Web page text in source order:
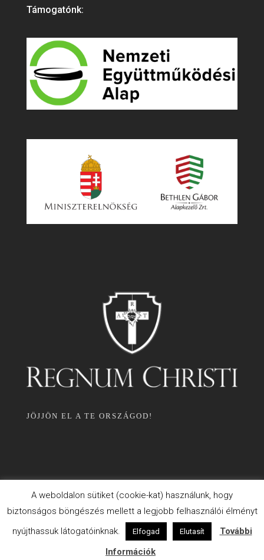
Támogatónk:
JÖJJÖN EL A TE ORSZÁGOD!
ADATKEZELÉSI TÁJÉKOZTATÓ
SÜTI INFORMÁCIÓK
A weboldalon sütiket (cookie-kat) használunk, hogy
biztonságos böngészés mellett a legjobb felhasználói élményt
nyújthassuk látogatóinknak.
Elfogad Elutasít
További
Információk